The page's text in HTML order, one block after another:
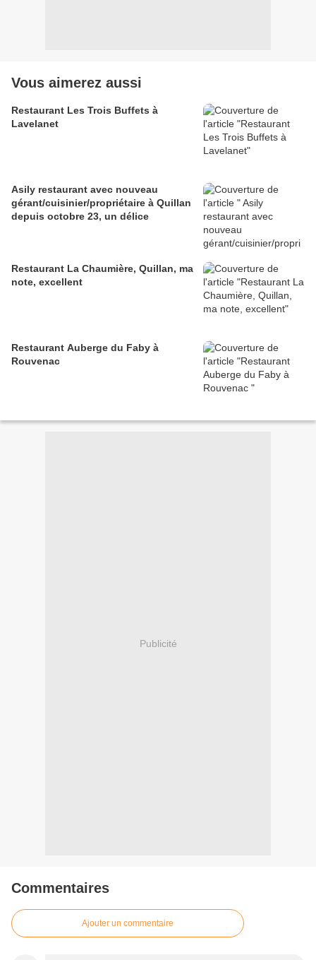
Vous aimerez aussi
Restaurant Les Trois Buffets à
Lavelanet
Asily restaurant avec nouveau
gérant/cuisinier/propriétaire à Quillan
depuis octobre 23, un délice
Restaurant La Chaumière, Quillan, ma
note, excellent
Restaurant Auberge du Faby à
Rouvenac
Publicité
Commentaires
Ajouter un commentaire